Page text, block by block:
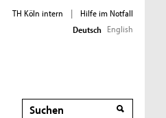
TH Köln intern |
Hilfe im Notfall
Deutsch English
Suche